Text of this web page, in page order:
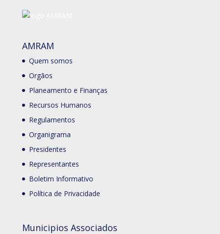
AMRAM
Quem somos
Orgãos
Planeamento e Finanças
Recursos Humanos
Regulamentos
Organigrama
Presidentes
Representantes
Boletim Informativo
Política de Privacidade
Municipios Associados